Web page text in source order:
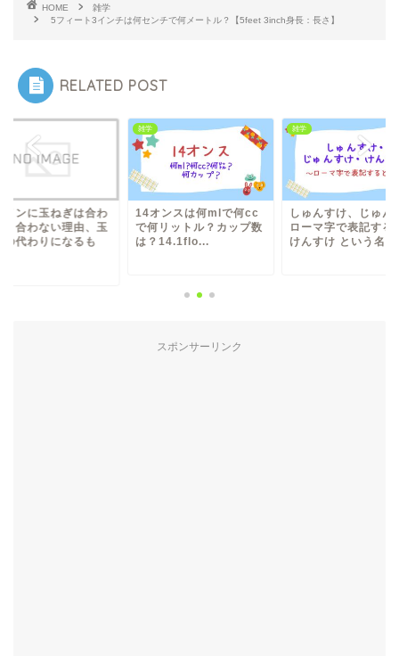
HOME
雑学
5フィート3インチは何センチで何メートル？【5feet 3inch身長：長さ】
RELATED POST
メンに玉ねぎは合わ
？合わない理由、玉
の代わりになるも
雑学
14オンスは何mlで何cc
で何リットル？カップ数
は？14.1flo...
雑学
しゅんすけ、じゅん
ローマ字で表記する
けんすけ という名
スポンサーリンク